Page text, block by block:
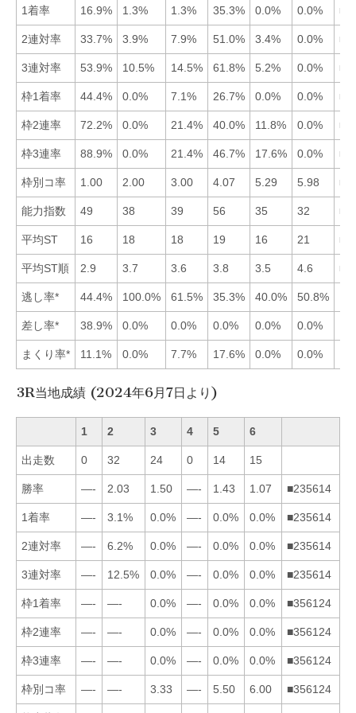
1着率 16.9% 1.3% 1.3% 35.3% 0.0% 0.0%
2連対率 33.7% 3.9% 7.9% 51.0% 3.4% 0.0%
3連対率 53.9% 10.5% 14.5% 61.8% 5.2% 0.0%
枠1着率 44.4% 0.0% 7.1% 26.7% 0.0% 0.0%
枠2連率 72.2% 0.0% 21.4% 40.0% 11.8% 0.0%
枠3連率 88.9% 0.0% 21.4% 46.7% 17.6% 0.0%
枠別コ率 1.00 2.00 3.00 4.07 5.29 5.98
能力指数 49 38 39 56 35 32
平均ST 16 18 18 19 16 21
平均ST順 2.9 3.7 3.6 3.8 3.5 4.6
逃し率* 44.4% 100.0% 61.5% 35.3% 40.0% 50.8%
差し率* 38.9% 0.0% 0.0% 0.0% 0.0% 0.0%
まくり率* 11.1% 0.0% 7.7% 17.6% 0.0% 0.0%
3R当地成績 (2024年6月7日より)
1 2 3 4 5 6
出走数 0 32 24 0 14 15
勝率 —- 2.03 1.50 —- 1.43 1.07 ■235614
1着率 —- 3.1% 0.0% —- 0.0% 0.0% ■235614
2連対率 —- 6.2% 0.0% —- 0.0% 0.0% ■235614
3連対率 —- 12.5% 0.0% —- 0.0% 0.0% ■235614
枠1着率 —- —- 0.0% —- 0.0% 0.0% ■356124
枠2連率 —- —- 0.0% —- 0.0% 0.0% ■356124
枠3連率 —- —- 0.0% —- 0.0% 0.0% ■356124
枠別コ率 —- —- 3.33 —- 5.50 6.00 ■356124